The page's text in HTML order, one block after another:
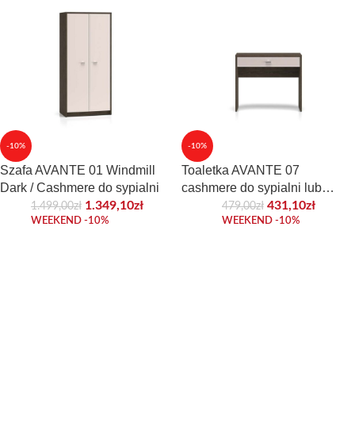
-10%
Szafa AVANTE 01 Windmill
Dark / Cashmere do sypialni
1.499,00zł 1.349,10zł
WEEKEND -10%
-10%
Toaletka AVANTE 07
cashmere do sypialni lub
garderoby479,00zł 431,10zł
WEEKEND -10%